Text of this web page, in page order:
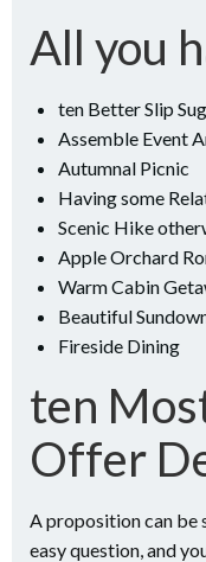
All you
ten Better Slip
Assemble Event
Autumnal Picnic
Having some
Scenic Hike
Apple Orchard
Warm Cabin
Beautiful
Fireside Dining
ten
Offer
A proposition can be
easy question, and